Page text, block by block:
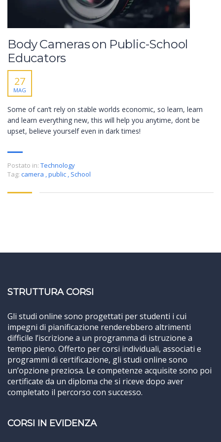
Body Cameras on Public-School
Educators
27
MAG
Some of can’t rely on stable worlds economic, so learn, learn
and learn everything new, this will help you anytime, dont be
upset, believe yourself even in dark times!
Postato in: Technology
Tag: camera ,public , School
STRUTTURA CORSI
Gli studi online sono progettati per studenti i cui
impegni di pianificazione renderebbero altrimenti
difficile l’iscrizione a un programma di istruzione a
tempo pieno. Offerto per corsi individuali, associati e
programmi di certificazione, gli studi online sono
un’opzione preziosa. Le competenze acquisite sono poi
certificate da un diploma che si riceve dopo aver
completato il percorso con successo.
CORSI IN EVIDENZA